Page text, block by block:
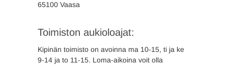
65100 Vaasa
Toimiston aukioloajat:
Kipinän toimisto on avoinna ma 10-15, ti ja ke
9-14 ja to 11-15. Loma-aikoina voit olla